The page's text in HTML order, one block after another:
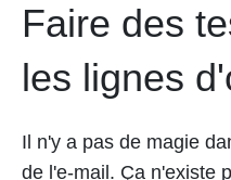
Faire des
les lignes
Il n'y a pas de magie
de l'e-mail. Ça n'existe